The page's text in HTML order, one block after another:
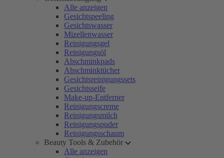
Alle anzeigen
Gesichtspeeling
Gesichtswasser
Mizellenwasser
Reinigungsgel
Reinigungsöl
Abschminkpads
Abschminktücher
Gesichtsreinigungssets
Gesichtsseife
Make-up-Entferner
Reinigungscreme
Reinigungsmilch
Reinigungspuder
Reinigungsschaum
Beauty Tools & Zubehör
Alle anzeigen